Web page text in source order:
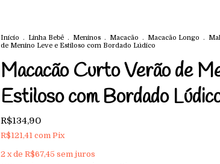
Início . Linha Bebê . Meninos . Macacão . Macacão Longo .
de Menino Leve e Estiloso com Bordado Lúdico
Macacão Curto Verão de
Estiloso com Bordado
R$134,90
R$121,41 com Pix
2 x de R$67,45 sem juros